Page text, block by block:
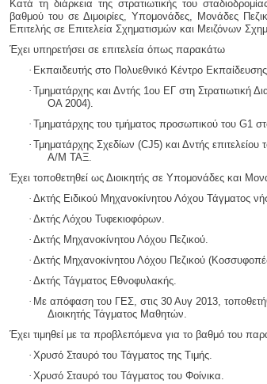
Κατά τη διάρκεια της στρατιωτικής του
βαθμού του σε Διμοιρίες, Υπομονάδες, Μονάδες
Επιτελής σε Επιτελεία Σχηματισμών και Μειζόνων
Έχει υπηρετήσει σε επιτελεία όπως παρακάτω
· Εκπαιδευτής στο Πολυεθνικό Κέντρο
· Τμηματάρχης και Δντής 1ου ΕΓ στη
ΟΑ 2004).
· Τμηματάρχης του τμήματος προσωπικού του G1
· Τμηματάρχης Σχεδίων (CJ5) και Δντής
Α/Μ ΤΑΞ.
Έχει τοποθετηθεί ως Διοικητής σε Υπομονάδες και
· Δκτής Ειδικού Μηχανοκίνητου Λόχου Τάγματος
· Δκτής Λόχου Τυφεκιοφόρων.
· Δκτής Μηχανοκίνητου Λόχου Πεζικού.
· Δκτής Μηχανοκίνητου Λόχου Πεζικού
· Δκτής Τάγματος Εθνοφυλακής.
· Με απόφαση του ΓΕΣ, στις 30 Αυγ 2013,
Διοικητής Τάγματος Μαθητών.
Έχει τιμηθεί με τα προβλεπόμενα για το βαθμό του
· Χρυσό Σταυρό του Τάγματος της Τιμής.
· Χρυσό Σταυρό του Τάγματος του Φοίνικα.